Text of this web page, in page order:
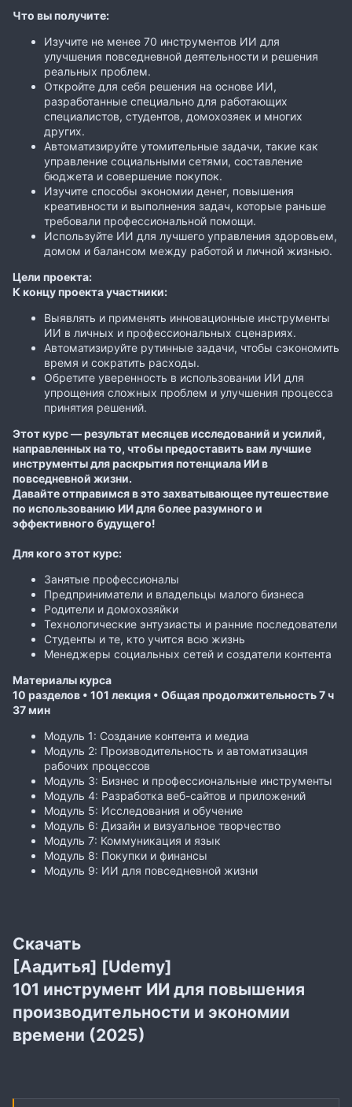
Что вы получите:
Изучите не менее 70 инструментов ИИ для
улучшения повседневной деятельности и решения
реальных проблем.
Откройте для себя решения на основе ИИ,
разработанные специально для работающих
специалистов, студентов, домохозяек и многих
других.
Автоматизируйте утомительные задачи, такие как
управление социальными сетями, составление
бюджета и совершение покупок.
Изучите способы экономии денег, повышения
креативности и выполнения задач, которые раньше
требовали профессиональной помощи.
Используйте ИИ для лучшего управления здоровьем,
домом и балансом между работой и личной жизнью.
Цели проекта:
К концу проекта участники:
Выявлять и применять инновационные инструменты
ИИ в личных и профессиональных сценариях.
Автоматизируйте рутинные задачи, чтобы сэкономить
время и сократить расходы.
Обретите уверенность в использовании ИИ для
упрощения сложных проблем и улучшения процесса
принятия решений.
Этот курс — результат месяцев исследований и усилий,
направленных на то, чтобы предоставить вам лучшие
инструменты для раскрытия потенциала ИИ в
повседневной жизни.
Давайте отправимся в это захватывающее путешествие
по использованию ИИ для более разумного и
эффективного будущего!
Для кого этот курс:
Занятые профессионалы
Предприниматели и владельцы малого бизнеса
Родители и домохозяйки
Технологические энтузиасты и ранние последователи
Студенты и те, кто учится всю жизнь
Менеджеры социальных сетей и создатели контента
Материалы курса
10 разделов • 101 лекция • Общая продолжительность 7 ч
37 мин
Модуль 1: Создание контента и медиа
Модуль 2: Производительность и автоматизация
рабочих процессов
Модуль 3: Бизнес и профессиональные инструменты
Модуль 4: Разработка веб-сайтов и приложений
Модуль 5: Исследования и обучение
Модуль 6: Дизайн и визуальное творчество
Модуль 7: Коммуникация и язык
Модуль 8: Покупки и финансы
Модуль 9: ИИ для повседневной жизни
Скачать
[Аадитья] [Udemy]
101 инструмент ИИ для повышения
производительности и экономии
времени (2025)